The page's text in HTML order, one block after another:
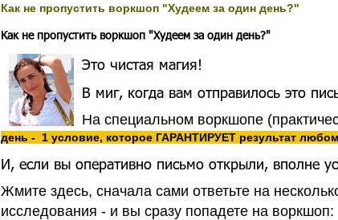
Как не пропустить воркшоп "Худеем за один день?"
Как не пропустить воркшоп "Худеем за один день?"
Это чистая магия!
В миг, когда вам отправилось это
На специальном воркшопе
день - 1 условие, которое ГАРАНТИРУЕТ результат
И, если вы оперативно письмо открыли, вполне
Жмите здесь, сначала сами ответьте на
исследования - и вы сразу попадете на воркшоп: